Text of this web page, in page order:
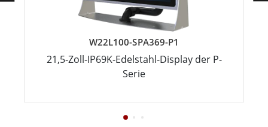
W22L100-SPA369-P1
21,5-Zoll-IP69K-Edelstahl-Display der P-
Serie